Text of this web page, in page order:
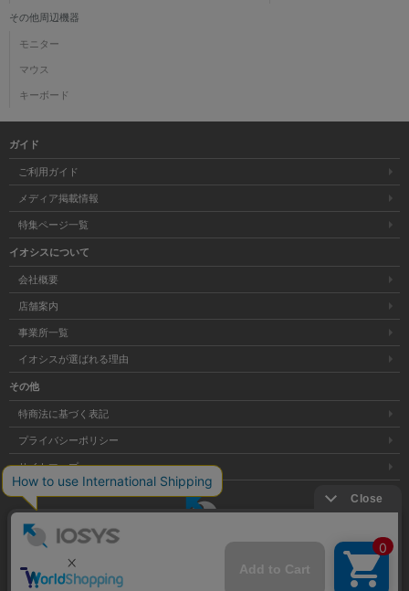
その他周辺機器
モニター
マウス
キーボード
ガイド
ご利用ガイド
メディア掲載情報
特集ページ一覧
イオシスについて
会社概要
店舗案内
事業所一覧
イオシスが選ばれる理由
その他
特商法に基づく表記
プライバシーポリシー
サイトマップ
大阪府公安委員会発行 古物商許可証 第621121002176号